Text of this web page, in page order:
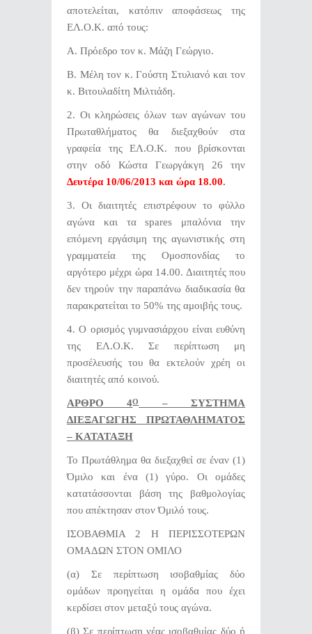
αποτελείται, κατόπιν αποφάσεως της
ΕΛ.Ο.Κ. από τους:
Α. Πρόεδρο τον κ. Μάζη Γεώργιο.
Β. Μέλη τον κ. Γούστη Στυλιανό και τον
κ. Βιτουλαδίτη Μιλτιάδη.
2. Οι κληρώσεις όλων των αγώνων του
Πρωταθλήματος θα διεξαχθούν στα
γραφεία της ΕΛ.Ο.Κ. που βρίσκονται
στην οδό Κώστα Γεωργάκγη 26 την
Δευτέρα 10/06/2013 και ώρα 18.00.
3. Οι διαιτητές επιστρέφουν το φύλλο
αγώνα και τα spares μπαλόνια την
επόμενη εργάσιμη της αγωνιστικής στη
γραμματεία της Ομοσπονδίας το
αργότερο μέχρι ώρα 14.00. Διαιτητές που
δεν τηρούν την παραπάνω διαδικασία θα
παρακρατείται το 50% της αμοιβής τους.
4. Ο ορισμός γυμνασιάρχου είναι ευθύνη
της ΕΛ.Ο.Κ. Σε περίπτωση μη
προσέλευσής του θα εκτελούν χρέη οι
διαιτητές από κοινού.
ΑΡΘΡΟ 4Ο– ΣΥΣΤΗΜΑ
ΔΙΕΞΑΓΩΓΗΣ ΠΡΩΤΑΘΛΗΜΑΤΟΣ
– ΚΑΤΑΤΑΞΗ
Το Πρωτάθλημα θα διεξαχθεί σε έναν (1)
Όμιλο και ένα (1) γύρο. Οι ομάδες
κατατάσσονται βάση της βαθμολογίας
που απέκτησαν στον Όμιλό τους.
ΙΣΟΒΑΘΜΙΑ 2 Η ΠΕΡΙΣΣΟΤΕΡΩΝ
ΟΜΑΔΩΝ ΣΤΟΝ ΟΜΙΛΟ
(α) Σε περίπτωση ισοβαθμίας δύο
ομάδων προηγείται η ομάδα που έχει
κερδίσει στον μεταξύ τους αγώνα.
(β) Σε περίπτωση νέας ισοβαθμίας δύο ή